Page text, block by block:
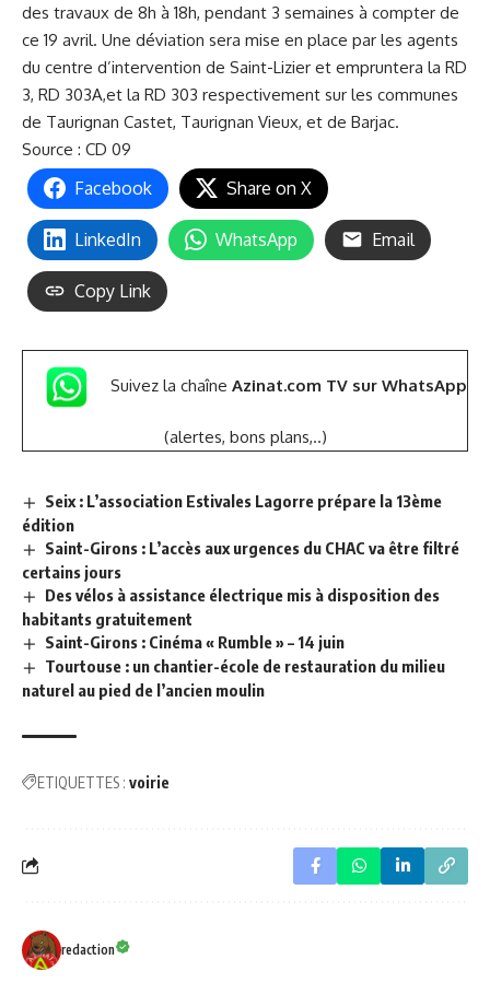
des travaux de 8h à 18h, pendant 3 semaines à compter de
ce 19 avril. Une déviation sera mise en place par les agents
du centre d’intervention de Saint-Lizier et empruntera la RD
3, RD 303A,et la RD 303 respectivement sur les communes
de Taurignan Castet, Taurignan Vieux, et de Barjac.
Source : CD 09
Facebook Share on X
LinkedIn WhatsApp Email
Copy Link
Suivez la chaîne Azinat.com TV sur WhatsApp
(alertes, bons plans,..)
Seix : L’association Estivales Lagorre prépare la 13ème
édition
Saint-Girons : L’accès aux urgences du CHAC va être filtré
certains jours
Des vélos à assistance électrique mis à disposition des
habitants gratuitement
Saint-Girons : Cinéma « Rumble » – 14 juin
Tourtouse : un chantier-école de restauration du milieu
naturel au pied de l’ancien moulin
ETIQUETTES : voirie
redaction